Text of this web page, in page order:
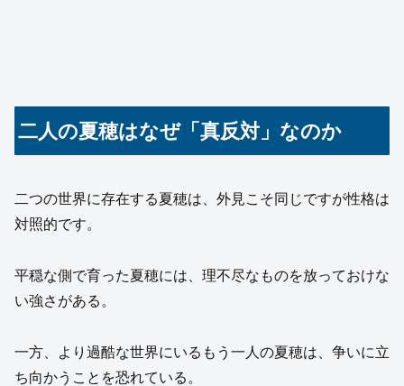
二人の夏穂はなぜ「真反対」なのか
二つの世界に存在する夏穂は、外見こそ同じですが性格は
対照的です。
平穏な側で育った夏穂には、理不尽なものを放っておけな
い強さがある。
一方、より過酷な世界にいるもう一人の夏穂は、争いに立
ち向かうことを恐れている。